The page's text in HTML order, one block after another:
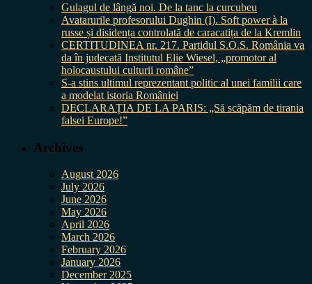
Gulagul de lângă noi. De la tanc la curcubeu
Avatarurile profesorului Dughin (I). Soft power à la
russe și disidența controlată de caracatița de la Kremlin
CERTITUDINEA nr. 217. Partidul S.O.S. România va
da în judecată Institutul Elie Wiesel, „promotor al
holocaustului culturii române”
S-a stins ultimul reprezentant politic al unei familii care
a modelat istoria României
DECLARAȚIA DE LA PARIS: „Să scăpăm de tirania
falsei Europe!”
Archives
August 2026
July 2026
June 2026
May 2026
April 2026
March 2026
February 2026
January 2026
December 2025